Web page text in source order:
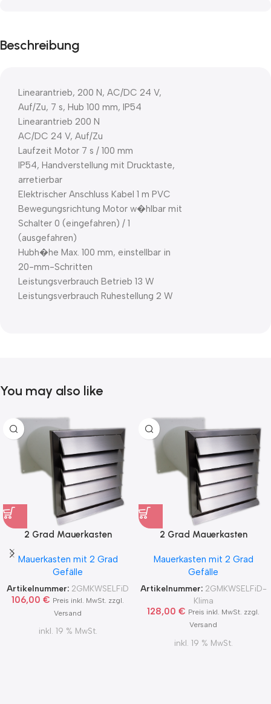
Beschreibung
Linearantrieb, 200 N, AC/DC 24 V,
Auf/Zu, 7 s, Hub 100 mm, IP54
Linearantrieb 200 N
AC/DC 24 V, Auf/Zu
Laufzeit Motor 7 s / 100 mm
IP54, Handverstellung mit Drucktaste,
arretierbar
Elektrischer Anschluss Kabel 1 m PVC
Bewegungsrichtung Motor w�hlbar mit
Schalter 0 (eingefahren) / 1
(ausgefahren)
Hubh�he Max. 100 mm, einstellbar in
20-mm-Schritten
Leistungsverbrauch Betrieb 13 W
Leistungsverbrauch Ruhestellung 2 W
You may also like
2 Grad Mauerkasten
Kondensatablauf auch mit
Blower Door Test und
Zertifikat Ø100, 125, 150
2Grad MKWSELFiD
Mauerkasten mit 2 Grad
Gefälle
Artikelnummer: 2GMKWSELFiD
106,00 € Preis inkl. MwSt. zzgl.
Versand
inkl. 19 % MwSt.
2 Grad Mauerkasten
Kondensatablauf für
Klimageräte Ø150 2Grad
MKWSELFiD
Mauerkasten mit 2 Grad
Gefälle
Artikelnummer: 2GMKWSELFiD-
Klima
128,00 € Preis inkl. MwSt. zzgl.
Versand
inkl. 19 % MwSt.